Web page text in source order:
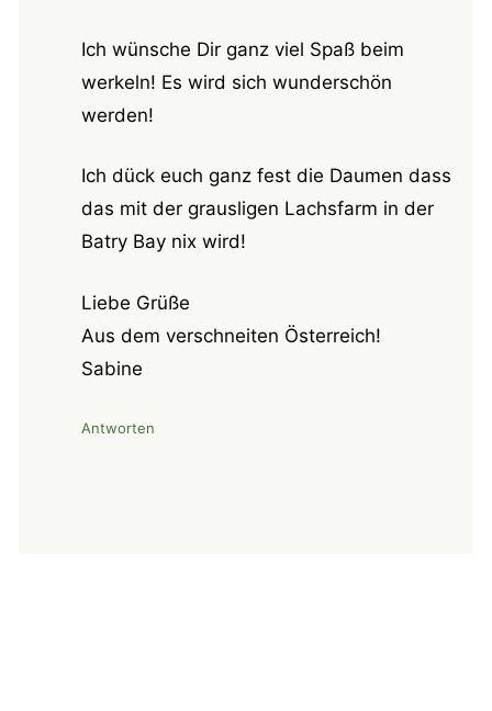
Ich wünsche Dir ganz viel Spaß beim
werkeln! Es wird sich wunderschön
werden!
Ich dück euch ganz fest die Daumen dass
das mit der grausligen Lachsfarm in der
Batry Bay nix wird!
Liebe Grüße
Aus dem verschneiten Österreich!
Sabine
Antworten